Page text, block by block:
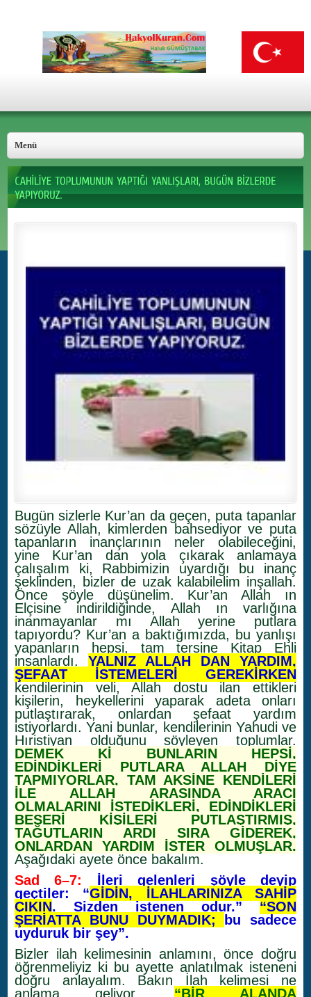
Bugün sizlerle Kur’an da geçen, puta tapanlar
sözüyle Allah, kimlerden bahsediyor ve puta
tapanların inançlarının neler olabileceğini,
yine Kur’an dan yola çıkarak anlamaya
çalışalım ki, Rabbimizin uyardığı bu inanç
şeklinden, bizler de uzak kalabilelim inşallah.
Önce şöyle düşünelim. Kur’an Allah ın
Elçisine indirildiğinde, Allah ın varlığına
inanmayanlar mı Allah yerine putlara
tapıyordu? Kur’an a baktığımızda, bu yanlışı
yapanların hepsi, tam tersine Kitap Ehli
insanlardı. YALNIZ ALLAH DAN YARDIM,
ŞEFAAT İSTEMELERİ GEREKİRKEN
kendilerinin veli, Allah dostu ilan ettikleri
kişilerin, heykellerini yaparak adeta onları
putlaştırarak, onlardan şefaat yardım
istiyorlardı. Yani bunlar, kendilerinin Yahudi ve
Hıristiyan olduğunu söyleyen toplumlar.
DEMEK Kİ BUNLARIN HEPSİ,
EDİNDİKLERİ PUTLARA ALLAH DİYE
TAPMIYORLAR, TAM AKSİNE KENDİLERİ
İLE ALLAH ARASINDA ARACI
OLMALARINI İSTEDİKLERİ, EDİNDİKLERİ
BEŞERİ KİŞİLERİ PUTLAŞTIRMIŞ,
TAĞUTLARIN ARDI SIRA GİDEREK,
ONLARDAN YARDIM İSTER OLMUŞLAR.
Aşağıdaki ayete önce bakalım.
Sad 6–7:
İleri gelenleri şöyle deyip
geçtiler: “GİDİN, İLAHLARINIZA SAHİP
ÇIKIN. Sizden istenen odur.” “SON
ŞERİATTA BUNU DUYMADIK;
bu sadece
uyduruk bir şey”.
Bizler ilah kelimesinin anlamını, önce doğru
öğrenmeliyiz ki bu ayette anlatılmak isteneni
doğru anlayalım. Bakın İlah kelimesi ne
anlama geliyor. “BİR ALANDA